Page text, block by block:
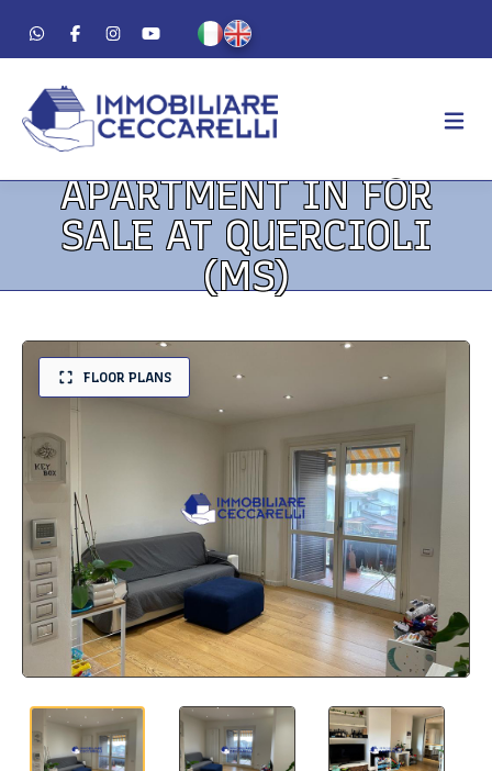
AGENCY
ABOUT US
FOR SALE
FOR RENT
RESIDENTIAL
COMMERCIAL
VACATION
BLOG
CONTACTS
APARTMENT IN FOR
SALE AT QUERCIOLI
(MS)
FLOOR PLANS